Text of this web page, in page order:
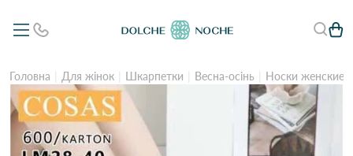
Головна Для жінок Шкарпетки Весна-осінь Носки женские